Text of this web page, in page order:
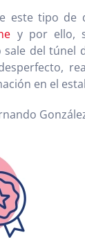
este tipo de
y por ello,
sale del túnel
en el